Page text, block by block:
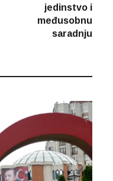
jedinstvo i
međusobnu
saradnju